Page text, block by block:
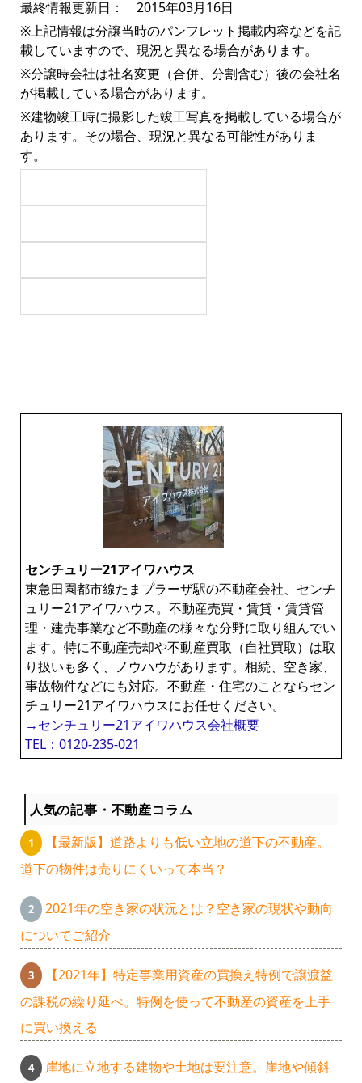
最終情報更新日： 2015年03月16日
※上記情報は分譲当時のパンフレット掲載内容などを記
載していますので、現況と異なる場合があります。
※分譲時会社は社名変更（合併、分割含む）後の会社名
が掲載している場合があります。
※建物竣工時に撮影した竣工写真を掲載している場合が
あります。その場合、現況と異なる可能性がありま
す。
センチュリー21アイワハウス
東急田園都市線たまプラーザ駅の不動産会社、センチ
ュリー21アイワハウス。不動産売買・賃貸・賃貸管
理・建売事業など不動産の様々な分野に取り組んでい
ます。特に不動産売却や不動産買取（自社買取）は取
り扱いも多く、ノウハウがあります。相続、空き家、
事故物件などにも対応。不動産・住宅のことならセン
チュリー21アイワハウスにお任せください。
→センチュリー21アイワハウス会社概要
TEL：0120-235-021
人気の記事・不動産コラム
【最新版】道路よりも低い立地の道下の不動産。
道下の物件は売りにくいって本当？
2021年の空き家の状況とは？空き家の現状や動向
についてご紹介
【2021年】特定事業用資産の買換え特例で譲渡益
の課税の繰り延べ。特例を使って不動産の資産を上手
に買い換える
崖地に立地する建物や土地は要注意。崖地や傾斜